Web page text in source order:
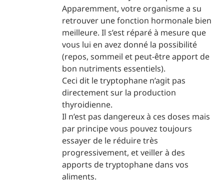
Apparemment, votre organisme a su
retrouver une fonction hormonale bien
meilleure. Il s’est réparé à mesure que
vous lui en avez donné la possibilité
(repos, sommeil et peut-être apport de
bon nutriments essentiels).
Ceci dit le tryptophane n’agit pas
directement sur la production
thyroidienne.
Il n’est pas dangereux à ces doses mais
par principe vous pouvez toujours
essayer de le réduire très
progressivement, et veiller à des
apports de tryptophane dans vos
aliments.